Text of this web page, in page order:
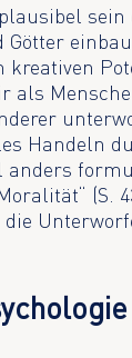
kreativen
als
Handeln
anders
(S.